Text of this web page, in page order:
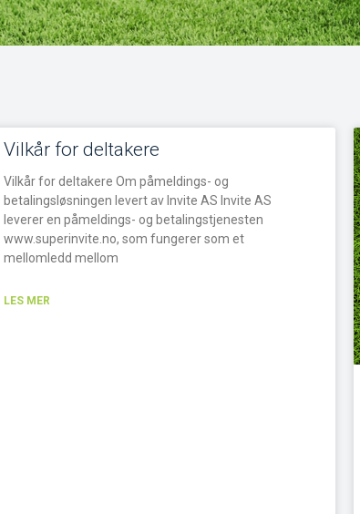
Vilkår for deltakere
Vilkår for deltakere Om påmeldings- og
betalingsløsningen levert av Invite AS Invite AS
leverer en påmeldings- og betalingstjenesten
www.superinvite.no, som fungerer som et
mellomledd mellom
LES MER